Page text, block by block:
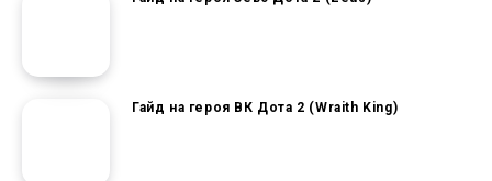
Гайд на героя ВК Дота 2 (Wraith King)